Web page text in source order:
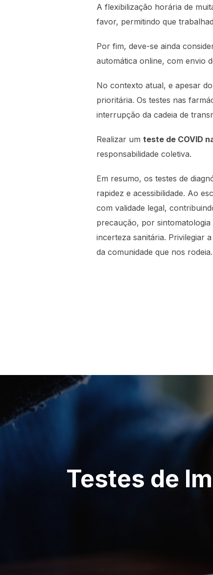
A flexibilização horária de
favor, permitindo que
Por fim, deve-se ainda
automática online, com envio
No contexto atual, e apesar
prioritária. Os testes nas
interrupção da cadeia de
Realizar um teste de COVID
responsabilidade coletiva.
Em resumo, os testes de
rapidez e acessibilidade. Ao
com validade legal,
precaução, por
incerteza sanitária. Privilegiar
da comunidade que nos rodeia.
Navegação
de
artigos
Testes de